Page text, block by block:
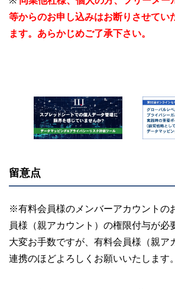
等からのお申し込みはお断りさせてい
ます。あらかじめご了承下さい。
留意点
※有料会員様のメンバーアカウントの
員様（親アカウント）の権限付与が必
大変お手数ですが、有料会員様（親ア
連携のほどよろしくお願いいたします。